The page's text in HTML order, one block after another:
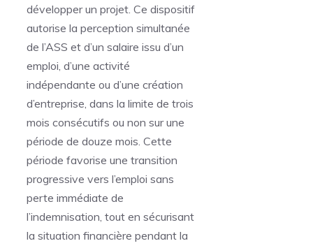
développer un projet. Ce dispositif
autorise la perception simultanée
de l’ASS et d’un salaire issu d’un
emploi, d’une activité
indépendante ou d’une création
d’entreprise, dans la limite de trois
mois consécutifs ou non sur une
période de douze mois. Cette
période favorise une transition
progressive vers l’emploi sans
perte immédiate de
l’indemnisation, tout en sécurisant
la situation financière pendant la